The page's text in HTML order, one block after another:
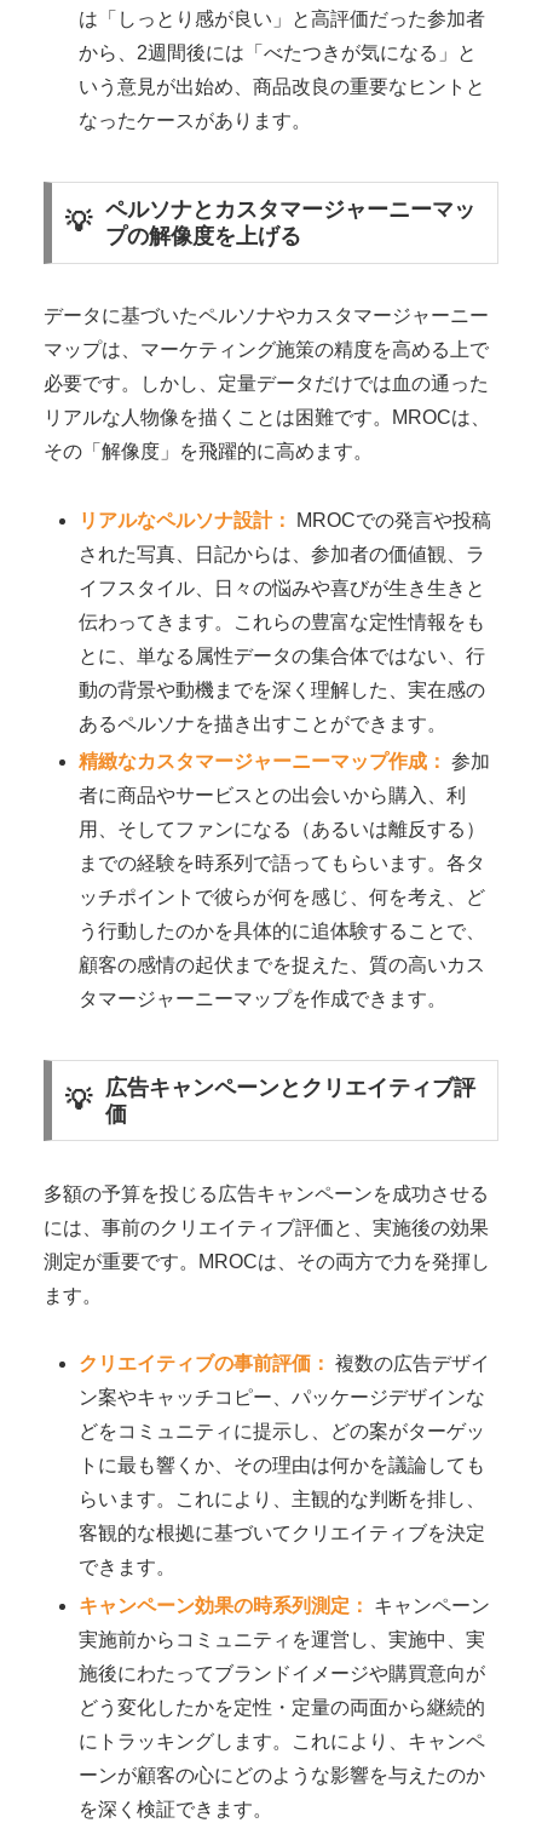
は「しっとり感が良い」と高評価だった参加者
から、2週間後には「べたつきが気になる」と
いう意見が出始め、商品改良の重要なヒントと
なったケースがあります。
ペルソナとカスタマージャーニーマッ
プの解像度を上げる
データに基づいたペルソナやカスタマージャーニー
マップは、マーケティング施策の精度を高める上で
必要です。しかし、定量データだけでは血の通った
リアルな人物像を描くことは困難です。MROCは、
その「解像度」を飛躍的に高めます。
リアルなペルソナ設計：
MROCでの発言や投稿
された写真、日記からは、参加者の価値観、ラ
イフスタイル、日々の悩みや喜びが生き生きと
伝わってきます。これらの豊富な定性情報をも
とに、単なる属性データの集合体ではない、行
動の背景や動機までを深く理解した、実在感の
あるペルソナを描き出すことができます。
精緻なカスタマージャーニーマップ作成： 参加
者に商品やサービスとの出会いから購入、利
用、そしてファンになる（あるいは離反する）
までの経験を時系列で語ってもらいます。各タ
ッチポイントで彼らが何を感じ、何を考え、ど
う行動したのかを具体的に追体験することで、
顧客の感情の起伏までを捉えた、質の高いカス
タマージャーニーマップを作成できます。
広告キャンペーンとクリエイティブ評
価
多額の予算を投じる広告キャンペーンを成功させる
には、事前のクリエイティブ評価と、実施後の効果
測定が重要です。MROCは、その両方で力を発揮し
ます。
クリエイティブの事前評価： 複数の広告デザイ
ン案やキャッチコピー、パッケージデザインな
どをコミュニティに提示し、どの案がターゲッ
トに最も響くか、その理由は何かを議論しても
らいます。これにより、主観的な判断を排し、
客観的な根拠に基づいてクリエイティブを決定
できます。
キャンペーン効果の時系列測定：
キャンペーン
実施前からコミュニティを運営し、実施中、実
施後にわたってブランドイメージや購買意向が
どう変化したかを定性・定量の両面から継続的
にトラッキングします。これにより、キャンペ
ーンが顧客の心にどのような影響を与えたのか
を深く検証できます。